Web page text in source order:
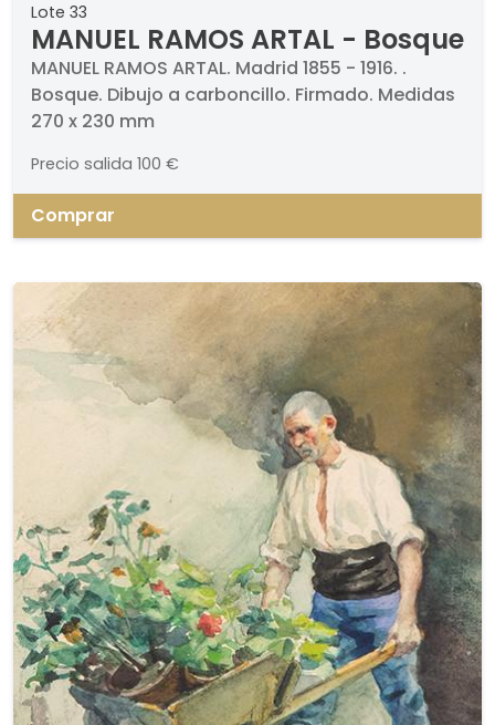
Lote 33
MANUEL RAMOS ARTAL - Bosque
MANUEL RAMOS ARTAL. Madrid 1855 - 1916. .
Bosque. Dibujo a carboncillo. Firmado. Medidas
270 x 230 mm
Precio salida 100 €
Comprar